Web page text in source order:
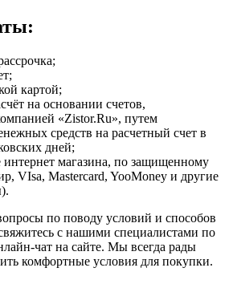
картой;
на основании счетов,
«Zistor.Ru», путем
средств на расчетный счет в
дней;
интернет магазина, по защищенному
VIsa, Mastercard, YooMoney и другие
по поводу условий и способов
с нашими специалистами по
чат на сайте. Мы всегда рады
комфортные условия для покупки.